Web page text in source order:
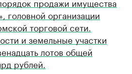
головной организации
торговой сети.
и земельные участки
лотов общей
рублей.